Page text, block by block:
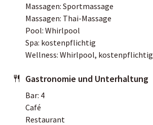
Massagen: Sportmassage
Massagen: Thai-Massage
Pool: Whirlpool
Spa: kostenpflichtig
Wellness: Whirlpool, kostenpflichtig
Gastronomie und Unterhaltung
Bar: 4
Café
Restaurant